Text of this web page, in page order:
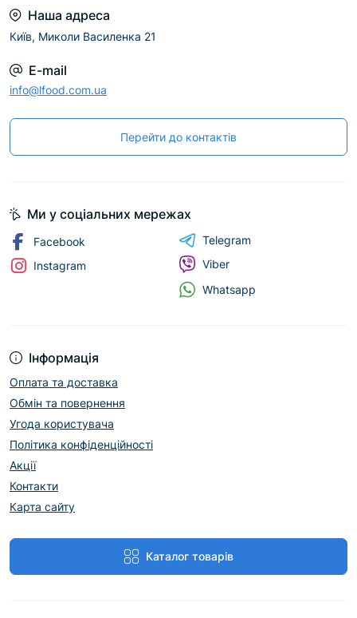
Наша адреса
Київ, Миколи Василенка 21
E-mail
info@lfood.com.ua
Перейти до контактів
Інформація
Оплата та доставка
Обмін та повернення
Угода користувача
Політика конфіденційності
Акції
Контакти
Карта сайту
Каталог товарів
Ми у соціальних мережах
Facebook
Instagram
Telegram
Viber
Whatsapp